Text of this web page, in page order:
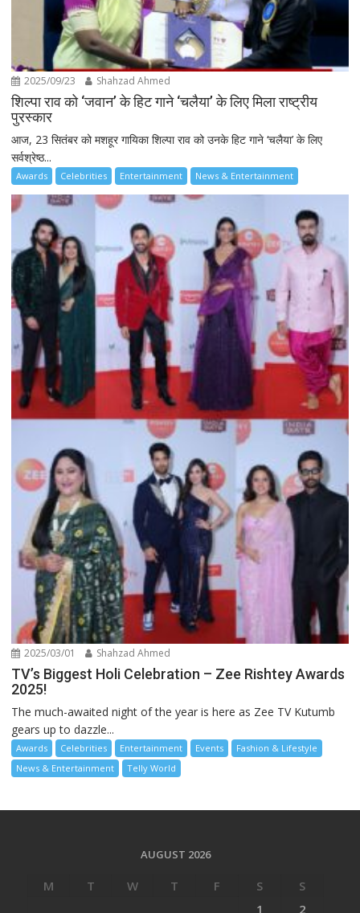
2025/09/23 Shahzad Ahmed
शिल्पा राव को ‘जवान’ के हिट गाने ‘चलैया’ के लिए मिला राष्ट्रीय
पुरस्कार
आज, 23 सितंबर को मशहूर गायिका शिल्पा राव को उनके हिट गाने ‘चलैया’ के लिए
सर्वश्रेष्ठ...
Awards Celebrities Entertainment News & Entertainment
2025/03/01 Shahzad Ahmed
TV’s Biggest Holi Celebration – Zee Rishtey Awards
2025!
The much-awaited night of the year is here as Zee TV Kutumb
gears up to dazzle...
Awards Celebrities Entertainment Events
Fashion & Lifestyle
News & Entertainment
Telly World
AUGUST 2026
M T W T F S
S
1
2